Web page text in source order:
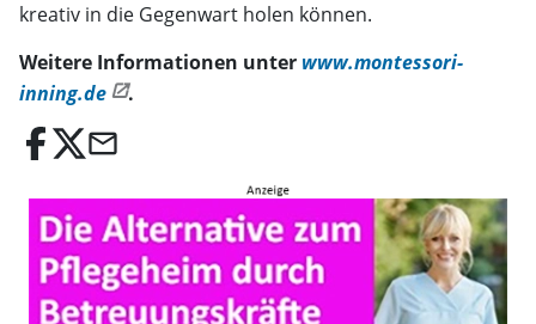
kreativ in die Gegenwart holen können.
Weitere Informationen unter www.montessori-
inning.de
.
email